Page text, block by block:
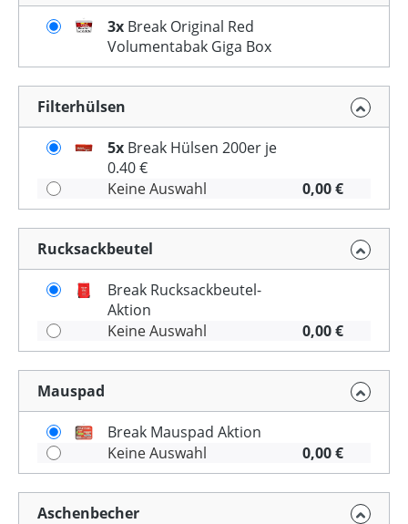
3x Break Original Red
Volumentabak Giga Box
Filterhülsen
5x Break Hülsen 200er je
0.40 €
Keine Auswahl
0,00 €
Rucksackbeutel
Break Rucksackbeutel-
Aktion
Keine Auswahl
0,00 €
Mauspad
Break Mauspad Aktion
Keine Auswahl
0,00 €
Aschenbecher